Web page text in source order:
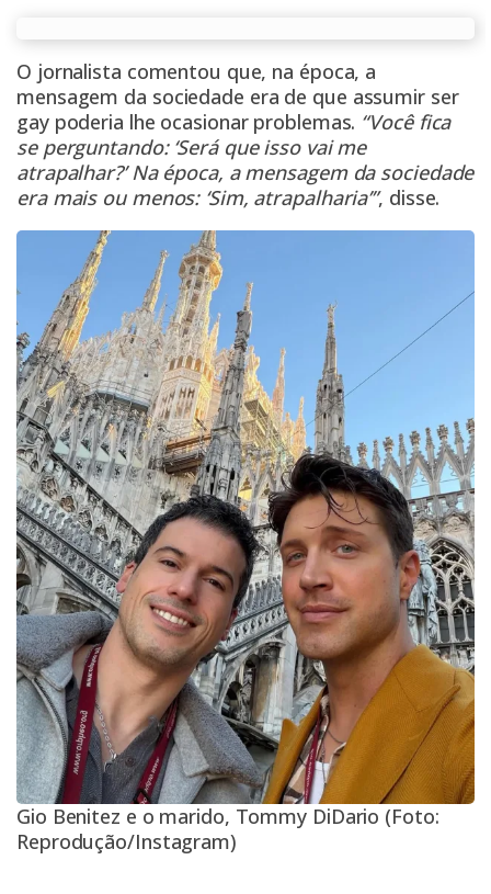
O jornalista comentou que, na época, a
mensagem da sociedade era de que assumir ser
gay poderia lhe ocasionar problemas. “Você fica
se perguntando: ‘Será que isso vai me
atrapalhar?’ Na época, a mensagem da sociedade
era mais ou menos: ‘Sim, atrapalharia’”, disse.
Gio Benitez e o marido, Tommy DiDario (Foto:
Reprodução/Instagram)